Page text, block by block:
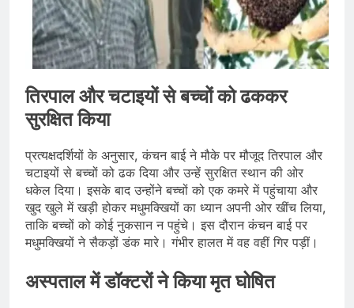
तिरपाल और चटाइयों से बच्चों को ढककर
सुरक्षित किया
प्रत्यक्षदर्शियों के अनुसार, कंचन बाई ने मौके पर मौजूद तिरपाल और
चटाइयों से बच्चों को ढक दिया और उन्हें सुरक्षित स्थान की ओर
धकेल दिया। इसके बाद उन्होंने बच्चों को एक कमरे में पहुंचाया और
खुद खुले में खड़ी होकर मधुमक्खियों का ध्यान अपनी ओर खींच लिया,
ताकि बच्चों को कोई नुकसान न पहुंचे। इस दौरान कंचन बाई पर
मधुमक्खियों ने सैकड़ों डंक मारे। गंभीर हालत में वह वहीं गिर पड़ीं।
अस्पताल में डॉक्टरों ने किया मृत घोषित